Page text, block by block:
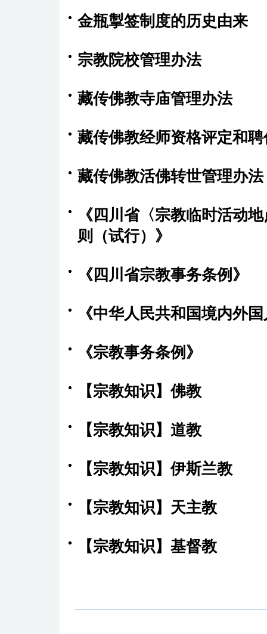
金瓶掣签制度的历史由来
宗教院校管理办法
藏传佛教寺庙管理办法
藏传佛教经师资格评定和
藏传佛教活佛转世管理办法
《四川省〈宗教临时活动
则（试行）》
《四川省宗教事务条例》
《中华人民共和国境内外
《宗教事务条例》
【宗教知识】佛教
【宗教知识】道教
【宗教知识】伊斯兰教
【宗教知识】天主教
【宗教知识】基督教